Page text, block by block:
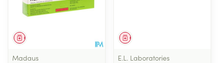
Geneesmiddel
Madaus
Geneesmiddel
E.L. Laboratories